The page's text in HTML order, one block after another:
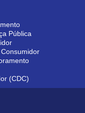
Pública
(CDC)